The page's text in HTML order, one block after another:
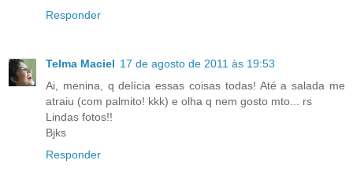
Responder
Telma Maciel 17 de agosto de 2011 às 19:53
Ai, menina, q delícia essas coisas todas! Até a salada me
atraiu (com palmito! kkk) e olha q nem gosto mto... rs
Lindas fotos!!
Bjks
Responder